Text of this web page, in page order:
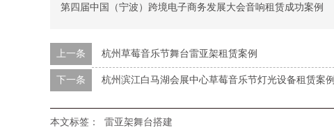
第四届中国（宁波）跨境电子商务发展大会音响租赁成功案例
上一条 杭州草莓音乐节舞台雷亚架租赁案例
下一条 杭州滨江白马湖会展中心草莓音乐节灯光设备租赁案例
本文标签： 雷亚架舞台搭建